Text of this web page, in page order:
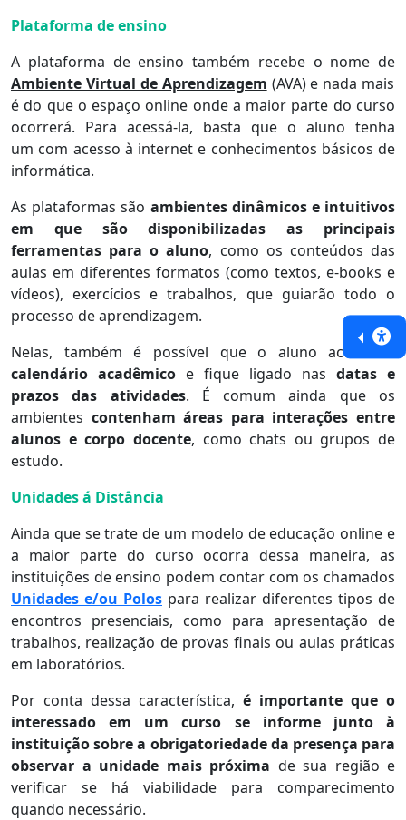
Plataforma de ensino
A plataforma de ensino também recebe o nome de
Ambiente Virtual de Aprendizagem (AVA) e nada mais
é do que o espaço online onde a maior parte do curso
ocorrerá. Para acessá-la, basta que o aluno tenha
um com acesso à internet e conhecimentos básicos de
informática.
As plataformas são ambientes dinâmicos e intuitivos
em que são disponibilizadas as principais
ferramentas para o aluno, como os conteúdos das
aulas em diferentes formatos (como textos, e-books e
vídeos), exercícios e trabalhos, que guiarão todo o
processo de aprendizagem.
Nelas, também é possível que o aluno acesse o
calendário acadêmico e fique ligado nas datas e
prazos das atividades. É comum ainda que os
ambientes contenham áreas para interações entre
alunos e corpo docente, como chats ou grupos de
estudo.
Unidades á Distância
Ainda que se trate de um modelo de educação online e
a maior parte do curso ocorra dessa maneira, as
instituições de ensino podem contar com os chamados
Unidades e/ou Polos para realizar diferentes tipos de
encontros presenciais, como para apresentação de
trabalhos, realização de provas finais ou aulas práticas
em laboratórios.
Por conta dessa característica, é importante que o
interessado em um curso se informe junto à
instituição sobre a obrigatoriedade da presença para
observar a unidade mais próxima de sua região e
verificar se há viabilidade para comparecimento
quando necessário.